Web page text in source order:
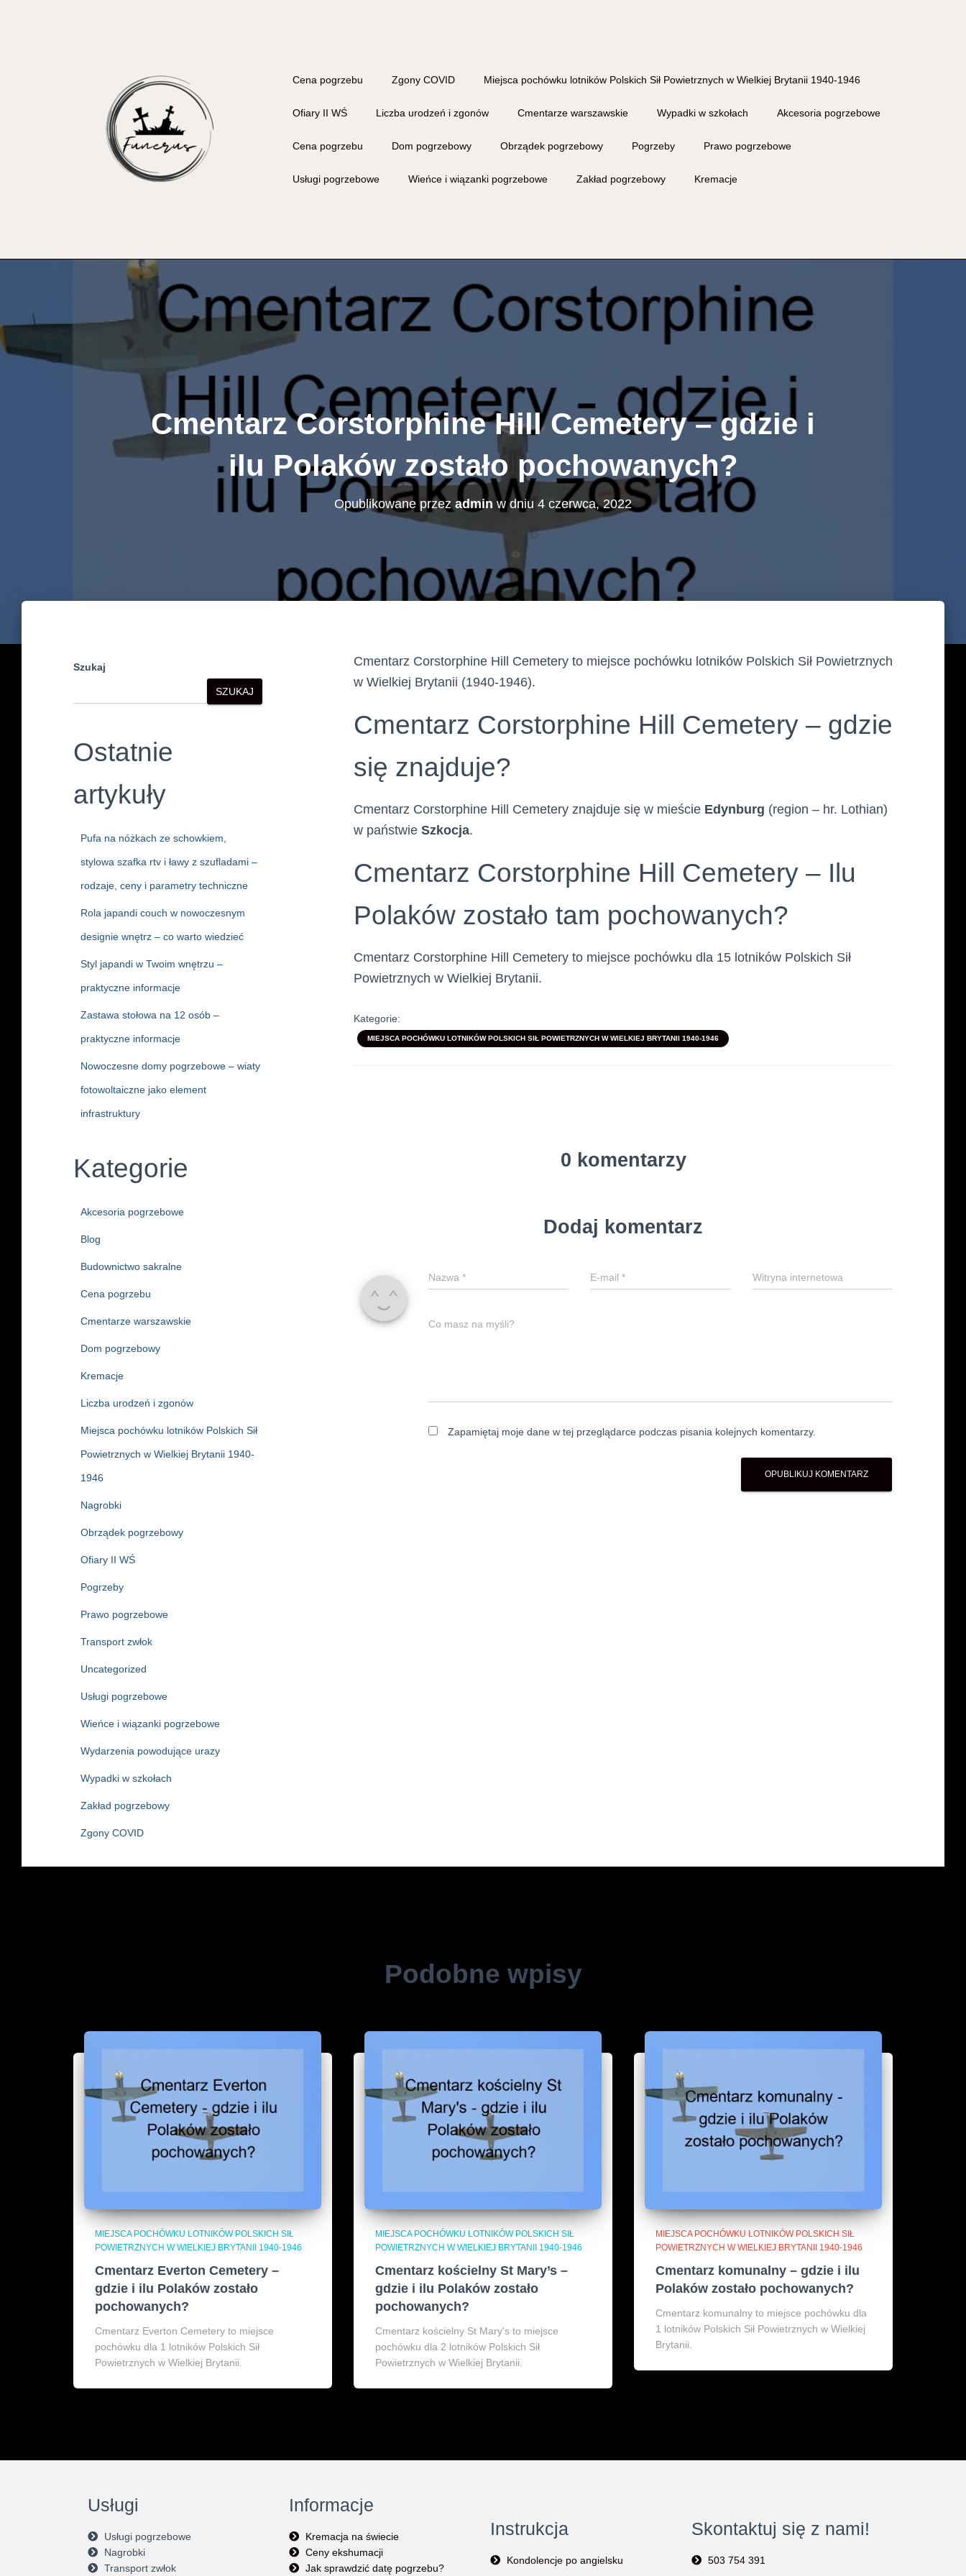
Cena pogrzebu Zgony COVID Miejsca pochówku lotników Polskich Sił Powietrznych w Wielkiej Brytanii 1940-1946
Ofiary II WŚ Liczba urodzeń i zgonów Cmentarze warszawskie Wypadki w szkołach Akcesoria pogrzebowe
Cena pogrzebu Dom pogrzebowy Obrządek pogrzebowy Pogrzeby Prawo pogrzebowe
Usługi pogrzebowe Wieńce i wiązanki pogrzebowe Zakład pogrzebowy Kremacje
Cmentarz Corstorphine Hill Cemetery – gdzie i
ilu Polaków zostało pochowanych?
Opublikowane przez admin w dniu 4 czerwca, 2022
Szukaj
SZUKAJ
Ostatnie
artykuły
Pufa na nóżkach ze schowkiem,
stylowa szafka rtv i ławy z szufladami –
rodzaje, ceny i parametry techniczne
Rola japandi couch w nowoczesnym
designie wnętrz – co warto wiedzieć
Styl japandi w Twoim wnętrzu –
praktyczne informacje
Zastawa stołowa na 12 osób –
praktyczne informacje
Nowoczesne domy pogrzebowe – wiaty
fotowoltaiczne jako element
infrastruktury
Kategorie
Akcesoria pogrzebowe
Blog
Budownictwo sakralne
Cena pogrzebu
Cmentarze warszawskie
Dom pogrzebowy
Kremacje
Liczba urodzeń i zgonów
Miejsca pochówku lotników Polskich Sił
Powietrznych w Wielkiej Brytanii 1940-
1946
Nagrobki
Obrządek pogrzebowy
Ofiary II WŚ
Pogrzeby
Prawo pogrzebowe
Transport zwłok
Uncategorized
Usługi pogrzebowe
Wieńce i wiązanki pogrzebowe
Wydarzenia powodujące urazy
Wypadki w szkołach
Zakład pogrzebowy
Zgony COVID
Cmentarz Corstorphine Hill Cemetery to miejsce pochówku lotników Polskich Sił Powietrznych
w Wielkiej Brytanii (1940-1946).
Cmentarz Corstorphine Hill Cemetery – gdzie
się znajduje?
Cmentarz Corstorphine Hill Cemetery znajduje się w mieście Edynburg (region – hr. Lothian)
w państwie Szkocja.
Cmentarz Corstorphine Hill Cemetery – Ilu
Polaków zostało tam pochowanych?
Cmentarz Corstorphine Hill Cemetery to miejsce pochówku dla 15 lotników Polskich Sił
Powietrznych w Wielkiej Brytanii.
Kategorie:
MIEJSCA POCHÓWKU LOTNIKÓW POLSKICH SIŁ POWIETRZNYCH W WIELKIEJ BRYTANII 1940-1946
0 komentarzy
Dodaj komentarz
Nazwa * E-mail* Witryna internetowa
Co masz na myśli?
Zapamiętaj moje dane w tej przeglądarce podczas pisania kolejnych komentarzy.
Podobne wpisy
MIEJSCA POCHÓWKU LOTNIKÓW POLSKICH SIŁ
POWIETRZNYCH W WIELKIEJ BRYTANII 1940-1946
Cmentarz Everton Cemetery –
gdzie i ilu Polaków zostało
pochowanych?
Cmentarz Everton Cemetery to miejsce
pochówku dla 1 lotników Polskich Sił
Powietrznych w Wielkiej Brytanii.
MIEJSCA POCHÓWKU LOTNIKÓW POLSKICH SIŁ
POWIETRZNYCH W WIELKIEJ BRYTANII 1940-1946
Cmentarz kościelny St Mary’s –
gdzie i ilu Polaków zostało
pochowanych?
Cmentarz kościelny St Mary's to miejsce
pochówku dla 2 lotników Polskich Sił
Powietrznych w Wielkiej Brytanii.
MIEJSCA POCHÓWKU LOTNIKÓW POLSKICH SIŁ
POWIETRZNYCH W WIELKIEJ BRYTANII 1940-1946
Cmentarz komunalny – gdzie i ilu
Polaków zostało pochowanych?
Cmentarz komunalny to miejsce pochówku dla
1 lotników Polskich Sił Powietrznych w Wielkiej
Brytanii.
Usługi
Usługi pogrzebowe
Nagrobki
Transport zwłok
Informacje
Kremacja na świecie
Ceny ekshumacji
Jak sprawdzić datę pogrzebu?
Instrukcja
Kondolencje po angielsku
Skontaktuj się z nami!
503 754 391